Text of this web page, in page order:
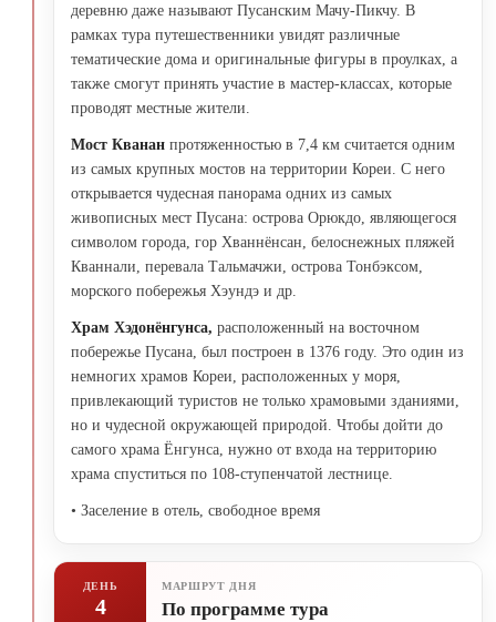
деревню даже называют Пусанским Мачу-Пикчу. В
рамках тура путешественники увидят различные
тематические дома и оригинальные фигуры в проулках, а
также смогут принять участие в мастер-классах, которые
проводят местные жители.
Мост Кванан протяженностью в 7,4 км считается одним
из самых крупных мостов на территории Кореи. С него
открывается чудесная панорама одних из самых
живописных мест Пусана: острова Орюкдо, являющегося
символом города, гор Хваннёнсан, белоснежных пляжей
Кваннали, перевала Тальмачжи, острова Тонбэксом,
морского побережья Хэундэ и др.
Храм Хэдонёнгунса, расположенный на восточном
побережье Пусана, был построен в 1376 году. Это один из
немногих храмов Кореи, расположенных у моря,
привлекающий туристов не только храмовыми зданиями,
но и чудесной окружающей природой. Чтобы дойти до
самого храма Ёнгунса, нужно от входа на территорию
храма спуститься по 108-ступенчатой лестнице.
• Заселение в отель, свободное время
ДЕНЬ
4
МАРШРУТ ДНЯ
По программе тура